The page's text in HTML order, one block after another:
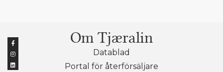
Om Tjæralin
Datablad
Portal för återförsäljare